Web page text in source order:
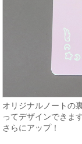
オリジナルノートの
ってデザインできま
さらにアップ！